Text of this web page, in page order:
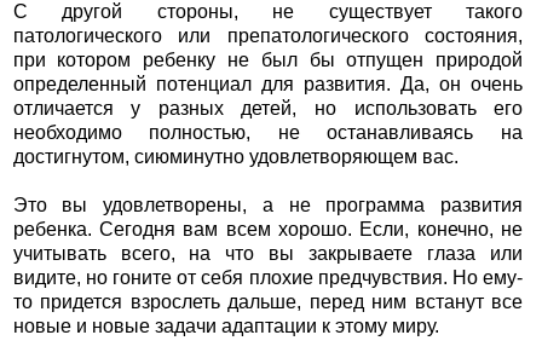
С другой стороны, не существует такого
патологического или препатологического состояния,
при котором ребенку не был бы отпущен природой
определенный потенциал для развития. Да, он очень
отличается у разных детей, но использовать его
необходимо полностью, не останавливаясь на
достигнутом, сиюминутно удовлетворяющем вас.
Это вы удовлетворены, а не программа развития
ребенка. Сегодня вам всем хорошо. Если, конечно, не
учитывать всего, на что вы закрываете глаза или
видите, но гоните от себя плохие предчувствия. Но ему-
то придется взрослеть дальше, перед ним встанут все
новые и новые задачи адаптации к этому миру.